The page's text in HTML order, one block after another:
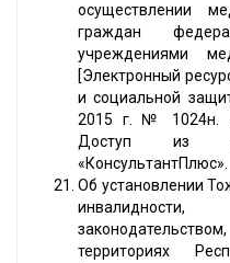
осуществлении
граждан
учреждениями
[Электронный
и социальной
2015 г. № 1024н. -
Доступ из
«КонсультантПлюс».
Об установлении
территориях